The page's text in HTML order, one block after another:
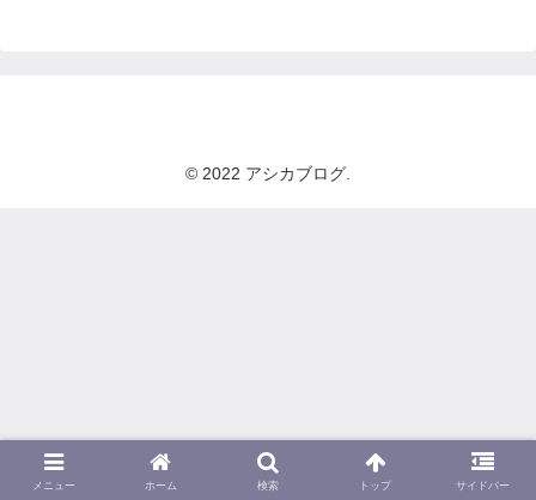
© 2022 アシカブログ.
メニュー ホーム 検索 トップ サイドバー